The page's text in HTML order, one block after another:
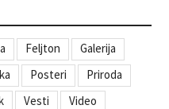
Feljton
Galerija
Posteri
Priroda
Vesti
Video